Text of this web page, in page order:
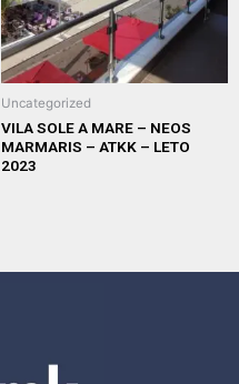
Uncategorized
VILA SOLE A MARE – NEOS
MARMARIS – ATKK – LETO
2023